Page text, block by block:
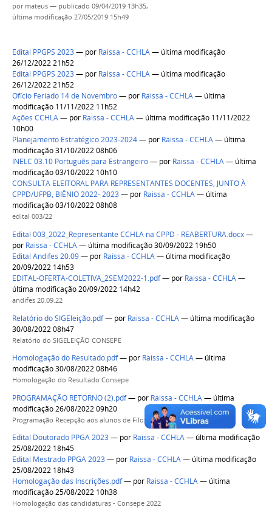
por mateus — publicado 09/04/2019 13h35,
última modificação 27/05/2019 15h49
Edital PPGPS 2023 — por Raissa - CCHLA— última modificação
26/12/2022 21h52
Edital PPGPS 2023 — por Raissa - CCHLA— última modificação
26/12/2022 21h52
Ofício Feriado 14 de Novembro— por Raissa - CCHLA— última
modificação 11/11/2022 11h52
Ações CCHLA— por Raissa - CCHLA— última modificação 11/11/2022
10h00
Planejamento Estratégico 2023-2024— por Raissa - CCHLA— última
modificação 31/10/2022 08h06
INELC 03.10 Português para Estrangeiro— por Raissa - CCHLA— última
modificação 03/10/2022 10h10
CONSULTA ELEITORAL PARA REPRESENTANTES DOCENTES, JUNTO À
CPPD/UFPB, BIÊNIO 2022- 2023 — por Raissa - CCHLA— última
modificação 03/10/2022 08h08
edital 003/22
Edital 003_2022_Representante CCHLA na CPPD - REABERTURA.docx—
por Raissa - CCHLA— última modificação 30/09/2022 19h50
Edital Andifes 20.09— por Raissa - CCHLA— última modificação
20/09/2022 14h53
EDITAL-OFERTA-COLETIVA_2SEM2022-1.pdf— por Raissa - CCHLA—
última modificação 20/09/2022 14h42
andifes 20.09.22
Relatório do SIGEleição.pdf— por Raissa - CCHLA— última modificação
30/08/2022 08h47
Relatório do SIGELEIÇÃO CONSEPE
Homologação do Resultado.pdf— por Raissa - CCHLA— última
modificação 30/08/2022 08h46
Homologação do Resultado Consepe
PROGRAMAÇÃO RETORNO (2).pdf— por Raissa - CCHLA— última
modificação 26/08/2022 09h20
Programação Recepção aos alunos de Filosofia 2022.1
Edital Doutorado PPGA 2023 — por Raissa - CCHLA— última modificação
25/08/2022 18h45
Edital Mestrado PPGA 2023 — por Raissa - CCHLA— última modificação
25/08/2022 18h43
Homologação das Inscrições.pdf— por Raissa - CCHLA— última
modificação 25/08/2022 10h38
Homologação das candidaturas - Consepe 2022